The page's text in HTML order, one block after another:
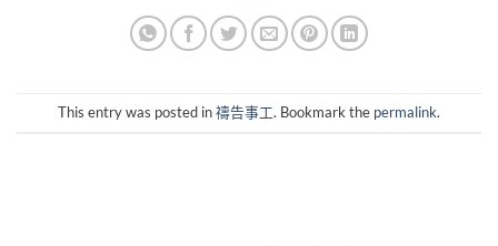
This entry was posted in禱告事工. Bookmark the permalink.